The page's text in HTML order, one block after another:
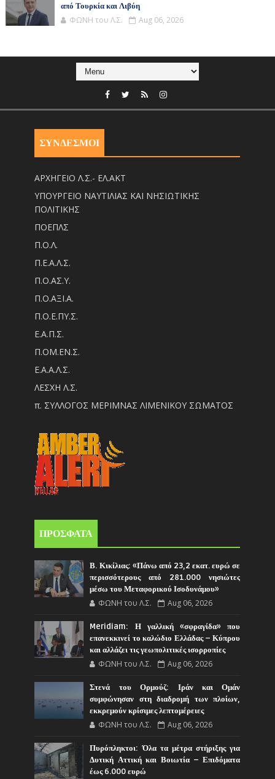
από Τουρκία και Λιβύη
ΦΩΝΗ του Λ.Σ. Aug 06, 2026
ΣΥΝΔΕΣΜΟΙ
ΑΡΧΗΓΕΙΟ Λ.Σ.- ΕΛ.ΑΚΤ
ΥΠΟΥΡΓΕΙΟ ΝΑΥΤΙΛΙΑΣ ΚΑΙ ΝΗΣΙΩΤΙΚΗΣ
ΠΟΛΙΤΙΚΗΣ
ΠΟΕΠΛΣ
Π.Ο.Λ.
Π.Ε.Α.Λ.Σ.
Π.Ο.ΑΣ.Υ.
Π.Ο.ΑΞΙ.Α.
Π.Ο.Ε.ΠΥ.Σ.
Ε.Α.Π.Σ.
Π.ΟM.EN.Σ.
Ε.Α.Α.Λ.Σ.
ΛΕΣΧΗ Λ.Σ.
π. ΣΥΛΛΟΓΟΣ ΜΕΡΙΜΝΑΣ ΛΙΜΕΝΙΚΟΥ ΣΩΜΑΤΟΣ
ΠΡΟΣΦΑΤΑ
Β. Κικίλιας: «Πάνω από 23,2 εκατ. ευρώ σε
περισσότερους από 281.000 νησιώτες
μέσω του Μεταφορικού Ισοδυνάμου»
ΦΩΝΗ του Λ.Σ. Aug 06, 2026
Meridiam: Η γαλλική «σφραγίδα» που
επανεκκινεί το καλώδιο Ελλάδας – Κύπρου
και αλλάζει τις γεωπολιτικές ισορροπίες
ΦΩΝΗ του Λ.Σ. Aug 06, 2026
Στενά του Ορμούζ: Ιράν και Ομάν
συμφώνησαν στη διαδρομή των πλοίων,
εκκρεμούν κρίσιμες λεπτομέρειες
ΦΩΝΗ του Λ.Σ. Aug 06, 2026
Πυρόπληκτοι: Όλα τα μέτρα στήριξης για
Δυτική Αττική και Βοιωτία – Επιδόματα
έως 6.000 ευρώ